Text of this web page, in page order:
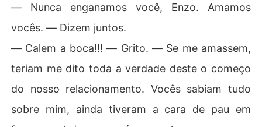
― Nunca enganamos você, Enzo. Amamos
vocês. ― Dizem juntos.
― Calem a boca!!! ― Grito. ― Se me amassem,
teriam me dito toda a verdade deste o começo
do nosso relacionamento. Vocês sabiam tudo
sobre mim, ainda tiveram a cara de pau em